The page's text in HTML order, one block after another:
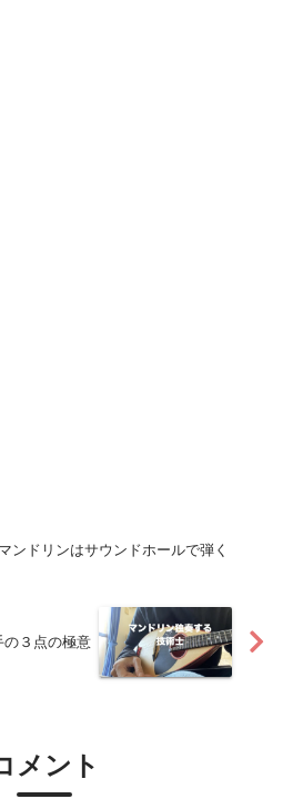
マンドリンはサウンドホールで弾く
３点の極意
メント